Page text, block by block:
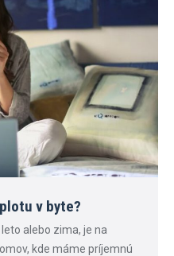
v byte?
alebo zima, je na
kde máme príjemnú